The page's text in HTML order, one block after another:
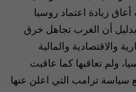
أعاق زيادة اعتماد روسيا
بدليل أن الغرب تجاهل خرق
والاقتصادية والمالية
ولم تعاقبها كما عاقبت
سياسة ترامب التي اعلن عنها